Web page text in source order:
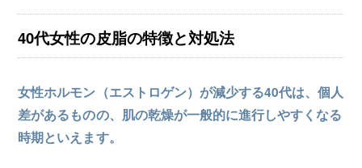
40代女性の皮脂の特徴と対処法
女性ホルモン（エストロゲン）が減少する40代は、個人
差があるものの、肌の乾燥が一般的に進行しやすくなる
時期といえます。